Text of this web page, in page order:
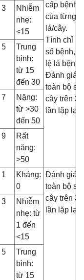
cấp bệnh
của từng
lá/cây.
Tính chỉ
số bệnh, tỉ
lệ lá bệnh.
Đánh giá
toàn bộ số
cây trên 3
lần lặp lại.
3
Nhiễm
nhẹ:
<15
5
Trung
bình:
từ 15
đến 30
7
Nặng:
từ >30
đến 50
9
Rất
nặng:
>50
1
Kháng:
0
Đánh giá
toàn bộ số
cây trên 3
lần lặp lại
3
Nhiễm
nhẹ: từ
1 đến
<15
5
Trung
bình:
từ 15